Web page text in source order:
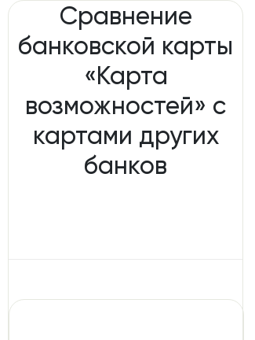
Сравнение
банковской карты
«Карта
возможностей» с
картами других
банков